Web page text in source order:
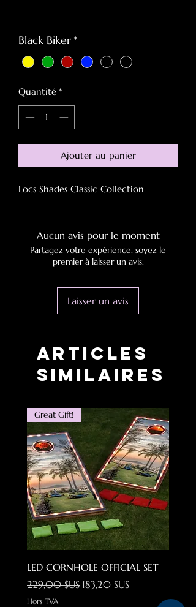
Black Biker*
Quantité *
Ajouter au panier
Locs Shades Classic Collection
Aucun avis pour le moment
Partagez votre expérience, soyez le
premier à laisser un avis.
Laisser un avis
Articles
similaires
Great Gift!
LED CORNHOLE OFFICIAL SET
Prix original
229,00 $US Prix promotionnel
183,20 $US
Hors TVA Hors TVA